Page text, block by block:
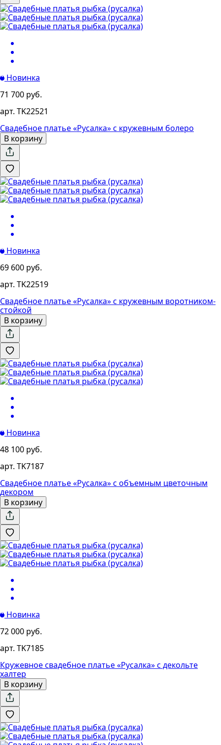
Новинка
71 700 руб.
арт. TK22521
Свадебное платье «Русалка» с кружевным болеро
В корзину
Новинка
69 600 руб.
арт. TK22519
Свадебное платье «Русалка» с кружевным воротником-
стойкой
В корзину
Новинка
48 100 руб.
арт. TK7187
Свадебное платье «Русалка» с объемным цветочным
декором
В корзину
Новинка
72 000 руб.
арт. TK7185
Кружевное свадебное платье «Русалка» с декольте
халтер
В корзину